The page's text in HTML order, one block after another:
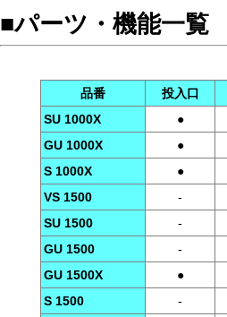
■パーツ・機能一覧
品番
投入口
SU 1000X
●
GU 1000X
●
S 1000X
●
VS 1500
-
SU 1500
-
GU 1500
-
GU 1500X
●
S 1500
-